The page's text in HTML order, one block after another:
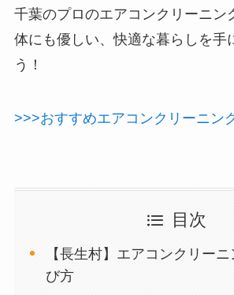
千葉のプロのエアコンクリーニン
体にも優しい、快適な暮らしを手
う！
>>>おすすめエアコンクリーニン
目次
【長生村】エアコンクリー
び方